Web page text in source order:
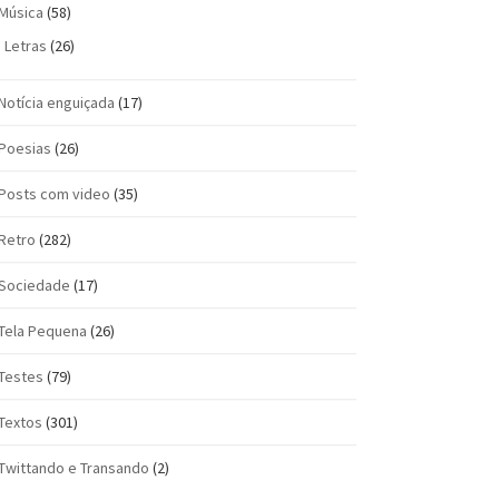
(58)
Letras (26)
enguiçada (17)
(26)
com vi­deo (35)
(282)
(17)
Pequena (26)
(79)
(301)
e Transando (2)